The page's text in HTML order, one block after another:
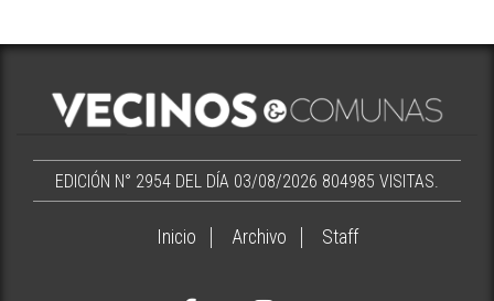
EDICIÓN N° 2954 DEL DÍA 03/08/2026 804985 VISITAS.
Inicio Archivo Staff